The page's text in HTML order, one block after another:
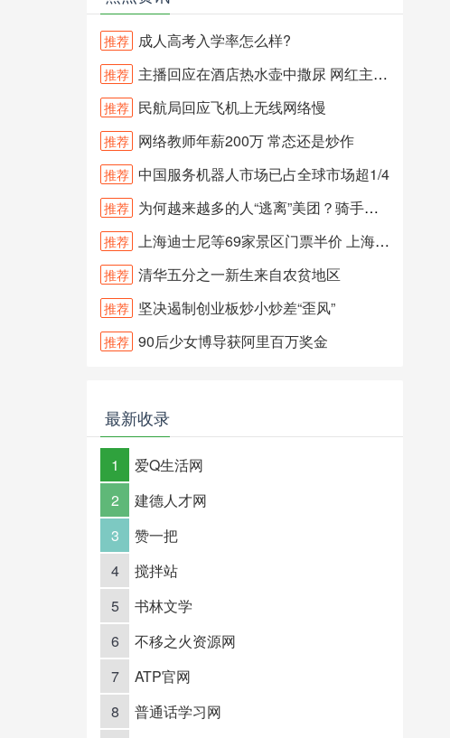
推荐 成人高考入学率怎么样?
推荐 主播回应在酒店热水壶中撒尿 网红主播在酒店水壶和沐浴露内撒尿？
推荐 民航局回应飞机上无线网络慢
推荐 网络教师年薪200万 常态还是炒作
推荐 中国服务机器人市场已占全球市场超1/4
推荐 为何越来越多的人“逃离”美团？骑手三问王兴
推荐 上海迪士尼等69家景区门票半价 上海旅游节期间69家景区门票半价
推荐 清华五分之一新生来自农贫地区
推荐 坚决遏制创业板炒小炒差“歪风”
推荐 90后少女博导获阿里百万奖金
最新收录
1
爱Q生活网
2
建德人才网
3
赞一把
4
搅拌站
5
书林文学
6
不移之火资源网
7
ATP官网
8
普通话学习网